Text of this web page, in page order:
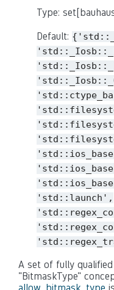
Type:
Default:
'std::launch',
A set of fully
"BitmaskType"